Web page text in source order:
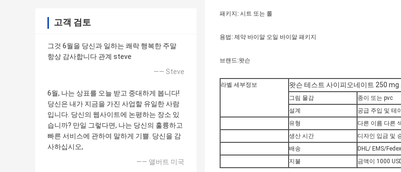
고객 검토
그것 6월을 당신과 일하는 쾌락 행복한 주말
항상 감사합니다 관계 steve
—— Steve
6월, 나는 상표를 오늘 받고 중대하게 봅니다!
당신은 내가 지금을 가진 사업할 유일한 사람
입니다. 당신의 웹사이트에 논평하는 장소 있
습니까? 만일 그렇다면, 나는 당신의 훌륭하고
빠른 서비스에 관하여 말하게 기쁠. 당신을 감
사하십시오,
—— 앨버트 미국
패키지: 시트 또는 롤
용법: 제약 바이알 오일 바이알 패키지
브랜드:왓슨
라벨 세부정보 왓슨 테스트 사이피오네이트 250 mg
그림 물감
종이 또는 pvc
설계
공급 주입 및 테
유형
다른 이름 다른
생산 시간
디자인 입금 및
배송
DHL/ EMS/
지불
금액이 1000